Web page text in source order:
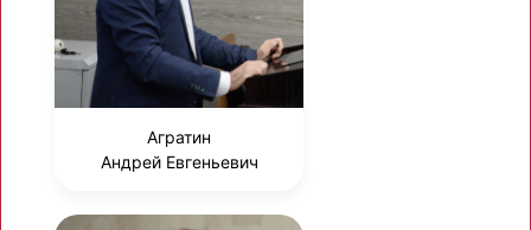
Агратин
Андрей Евгеньевич